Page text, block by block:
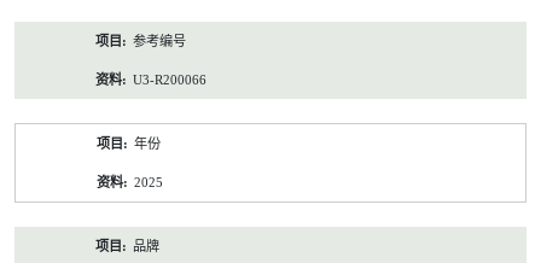
参考编号
U3-R200066
年份
2025
品牌